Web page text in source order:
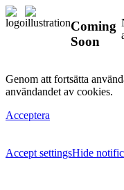
Coming
Soon
Genom att fortsätta
användandet av cookies.
Acceptera
Accept settingsHide